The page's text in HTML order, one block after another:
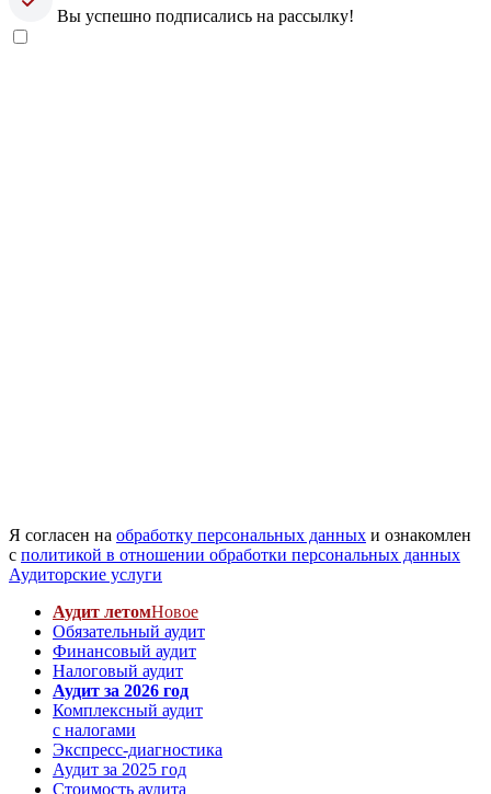
Вы успешно подписались на рассылку!
Я согласен на обработку персональных данных и ознакомлен
с политикой в отношении обработки персональных данных
Аудиторские услуги
Аудит летомНовое
Обязательный аудит
Финансовый аудит
Налоговый аудит
Аудит за 2026 год
Комплексный аудит
с налогами
Экспресс-диагностика
Аудит за 2025 год
Стоимость аудита